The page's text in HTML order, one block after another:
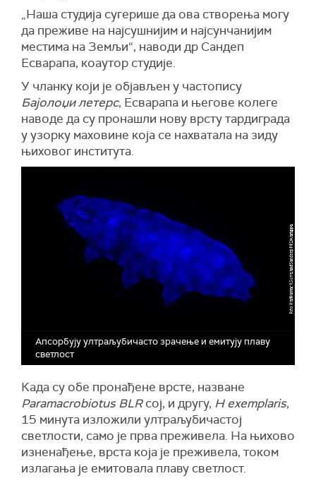
„Наша студија сугерише да ова створења могу
да преживе на најсушнијим и најсунчанијим
местима на Земљи“, наводи др Сандеп
Есварапа, коаутор студије.
У чланку који је објављен у частопису
Бајолоџи летерс, Есварапа и његове колеге
наводе да су пронашли нову врсту тардиграда
у узорку маховине која се нахватала на зиду
њиховог института.
Апсорбују ултраљубичасто зрачење и емитују плаву
светлост
Када су обе пронађене врсте, назване
Paramacrobiotus BLRсој, и другу, H exemplaris,
15 минута изложили ултраљубичастој
светлости, само је прва преживела. На њихово
изненађење, врста која је преживела, током
излагања је емитовала плаву светлост.